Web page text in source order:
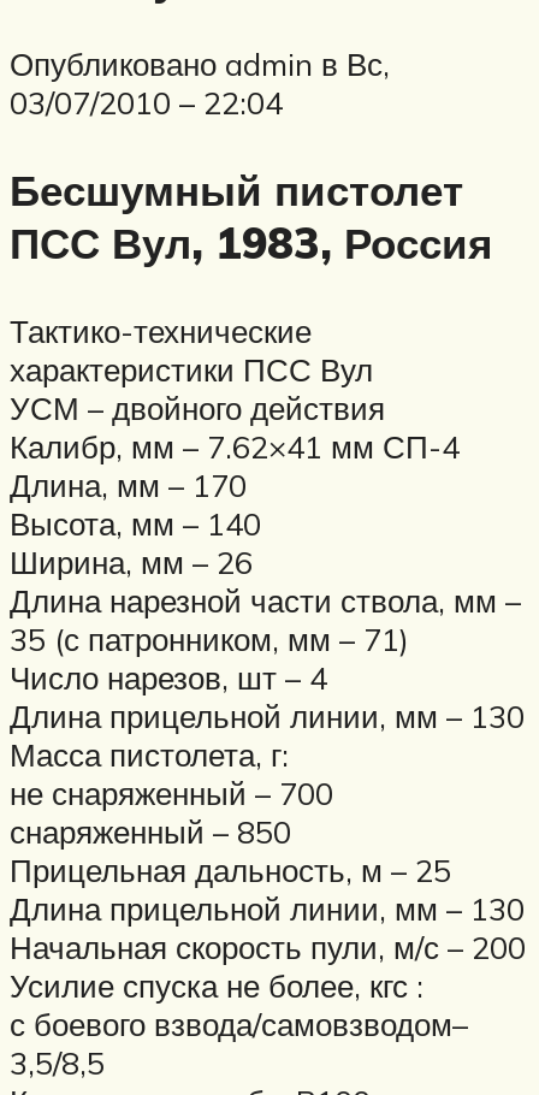
Опубликовано admin в Вс,
03/07/2010 – 22:04
Бесшумный пистолет
ПСС Вул, 1983, Россия
Тактико-технические
характеристики ПСС Вул
УСМ – двойного действия
Калибр, мм – 7.62×41 мм СП-4
Длина, мм – 170
Высота, мм – 140
Ширина, мм – 26
Длина нарезной части ствола, мм –
35 (с патронником, мм – 71)
Число нарезов, шт – 4
Длина прицельной линии, мм – 130
Масса пистолета, г:
не снаряженный – 700
снаряженный – 850
Прицельная дальность, м – 25
Длина прицельной линии, мм – 130
Начальная скорость пули, м/с – 200
Усилие спуска не более, кгс :
с боевого взвода/самовзводом–
3,5/8,5